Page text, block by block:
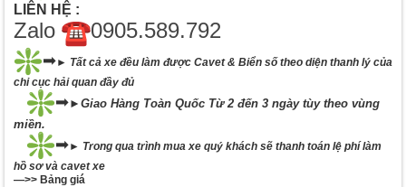
LIÊN HỆ :
Zalo 0905.589.792
➡► Tất cả xe đều làm được Cavet & Biển số theo diện thanh lý của
chi cục hải quan đầy đủ
➡►Giao Hàng Toàn Quốc Từ 2 đến 3 ngày tùy theo vùng
miền.
➡► Trong qua trình mua xe quý khách sẽ thanh toán lệ phí làm
hồ sơ và cavet xe
—>> Bảng giá